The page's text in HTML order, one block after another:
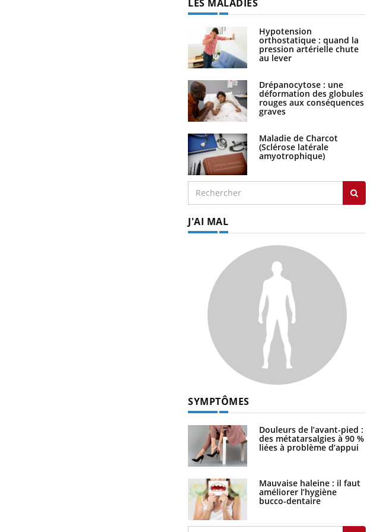
LES MALADIES
Hypotension
orthostatique : quand la
pression artérielle chute
au lever
Drépanocytose : une
déformation des globules
rouges aux conséquences
graves
Maladie de Charcot
(Sclérose latérale
amyotrophique)
J'AI MAL
SYMPTÔMES
Douleurs de l’avant-pied :
des métatarsalgies à 90 %
liées à problème d’appui
Mauvaise haleine : il faut
améliorer l’hygiène
bucco-dentaire